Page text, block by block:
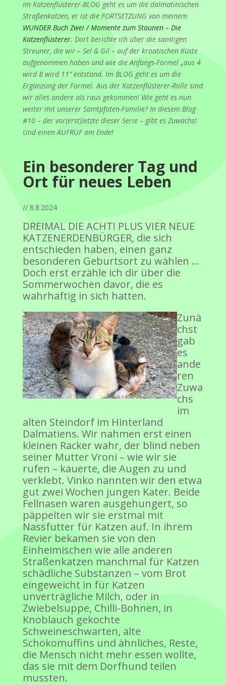
Im Katzenflüsterer-BLOG geht es um die dalmatinischen
Straßenkatzen, er ist die FORTSETZUNG von meinem
WUNDER Buch Zwei / Momente zum Staunen – Die
Katzenflüsterer. Dort berichte ich über die samtigen
Streuner, die wir – Sel & Gil – auf der kroatischen Küste
aufgenommen haben und wie die Anfangs-Formel „aus 4
wird 8 wird 11“ entstand. Im BLOG geht es um die
Ergänzung der Formel. Aus der Katzenflüsterer-Rolle sind
wir alles andere als raus gekommen! Wie geht es nun
weiter mit unserer Samtpfoten-Familie? In diesem Blog
#10 – der vor(erst)letzte dieser Serie – gibt es Zuwachs!
Und einen AUFRUF am Ende!
Ein besonderer Tag und
Ort für neues Leben
// 8.8.2024
DREIMAL DIE ACHT! PLUS VIER NEUE
KATZENERDENBÜRGER, die sich
entschieden haben, einen ganz
besonderen Geburtsort zu wählen …
Doch erst erzähle ich dir über die
Sommerwochen davor, die es
wahrhaftig in sich hatten.
Zunä
chst
gab
es
ande
ren
Zuwa
chs
im
alten Steindorf im Hinterland
Dalmatiens. Wir nahmen erst einen
kleinen Racker wahr, der blind neben
seiner Mutter Vroni – wie wir sie
rufen – kauerte, die Augen zu und
verklebt. Vinko nannten wir den etwa
gut zwei Wochen jungen Kater. Beide
Fellnasen waren ausgehungert, so
päppelten wir sie erstmal mit
Nassfutter für Katzen auf. In ihrem
Revier bekamen sie von den
Einheimischen wie alle anderen
Straßenkatzen manchmal für Katzen
schädliche Substanzen – vom Brot
eingeweicht in für Katzen
unverträgliche Milch, oder in
Zwiebelsuppe, Chilli-Bohnen, in
Knoblauch gekochte
Schweineschwarten, alte
Schokomuffins und ähnliches, Reste,
die Mensch nicht mehr essen wollte,
das sie mit dem Dorfhund teilen
mussten.